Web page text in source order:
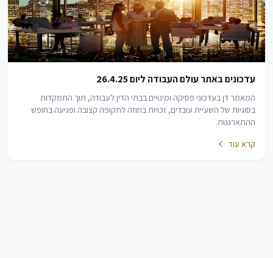
עדכונים באתר עולם העבודה ליום 26.4.25
המאמר דן בעדכוני פסיקה ומינויים בבתי הדין לעבודה, תוך התמקדות
בסוגיות של השעיית עובדים, זכויות בחוזה לתקופה קצובה ופגיעה בחופש
ההתארגנות.
קרא עוד